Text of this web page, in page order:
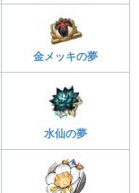
金メッキの夢
水仙の夢